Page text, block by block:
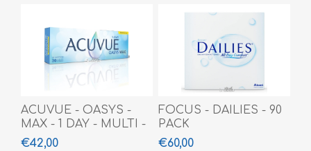
ACUVUE - OASYS -
MAX - 1 DAY - MULTI -
30 PACK
€42,00
FOCUS - DAILIES - 90
PACK
€60,00